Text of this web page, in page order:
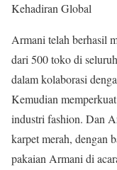
Kehadiran Global
Armani telah berhasil
dari 500 toko di
dalam kolaborasi
Kemudian
industri fashion. Dan
karpet merah, dengan
pakaian Armani di